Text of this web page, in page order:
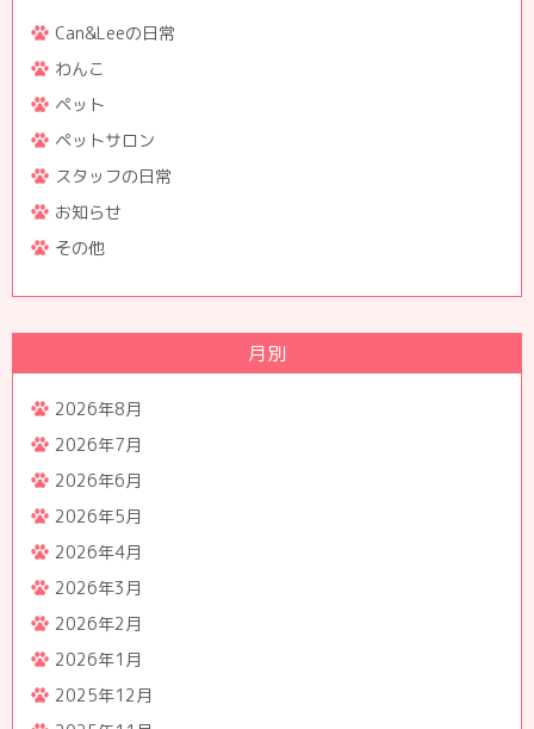
Can&Leeの日常
わんこ
ペット
ペットサロン
スタッフの日常
お知らせ
その他
月別
2026年8月
2026年7月
2026年6月
2026年5月
2026年4月
2026年3月
2026年2月
2026年1月
2025年12月